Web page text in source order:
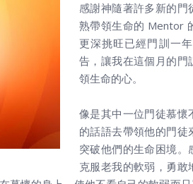
感謝神隨著許多新的
熟帶領生命的 Mentor
更深挑旺已經門訓一
告，讓我在這個月的門
領生命的心。
像是其中一位門徒慕懷
的話語去帶領他的門徒
突破他們的生命困境
克服老我的軟弱，勇